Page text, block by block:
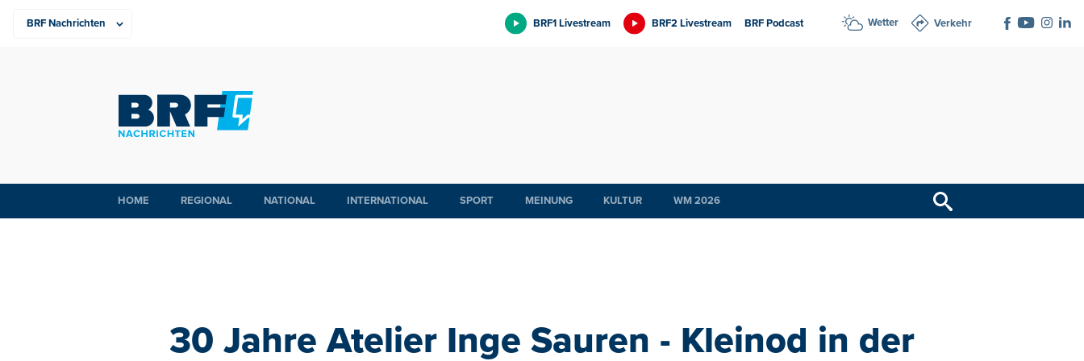
BRF1 Livestream BRF2 Livestream BRF Podcast Wetter Verkehr
HOME REGIONAL NATIONAL INTERNATIONAL SPORT MEINUNG KULTUR WM 2026
30 Jahre Atelier Inge Sauren - Kleinod in der